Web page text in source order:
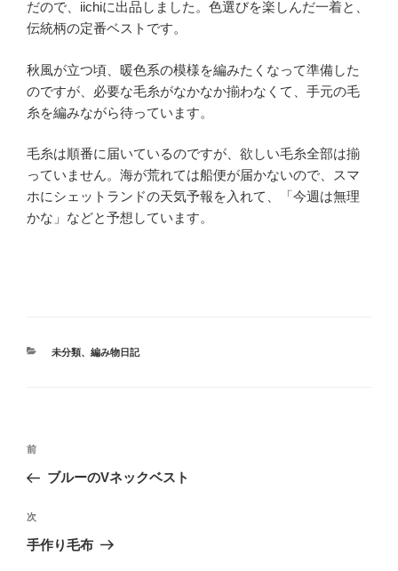
だので、iichiに出品しました。色選びを楽しんだ一着と、
伝統柄の定番ベストです。
秋風が立つ頃、暖色系の模様を編みたくなって準備した
のですが、必要な毛糸がなかなか揃わなくて、手元の毛
糸を編みながら待っています。
毛糸は順番に届いているのですが、欲しい毛糸全部は揃
っていません。海が荒れては船便が届かないので、スマ
ホにシェットランドの天気予報を入れて、「今週は無理
かな」などと予想しています。
カ
未分類、 編み物日記
投
ナ
ビ
ゲ
前
の
稿
前
ブルーのVネックベスト
次
の
次
手作り毛布